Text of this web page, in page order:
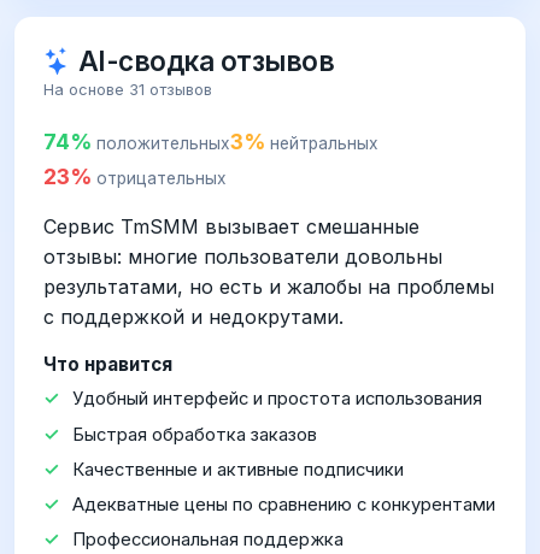
AI-сводка отзывов
На основе 31 отзывов
74% положительных3% нейтральных
23% отрицательных
Сервис TmSMM вызывает смешанные
отзывы: многие пользователи довольны
результатами, но есть и жалобы на проблемы
с поддержкой и недокрутами.
Что нравится
Удобный интерфейс и простота использования
Быстрая обработка заказов
Качественные и активные подписчики
Адекватные цены по сравнению с конкурентами
Профессиональная поддержка